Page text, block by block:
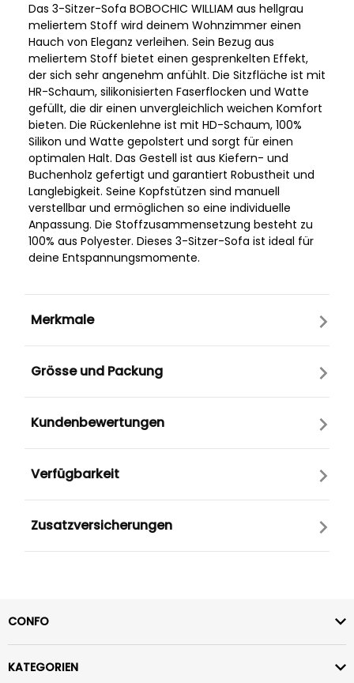
Das 3-Sitzer-Sofa BOBOCHIC WILLIAM aus hellgrau
meliertem Stoff wird deinem Wohnzimmer einen
Hauch von Eleganz verleihen. Sein Bezug aus
meliertem Stoff bietet einen gesprenkelten Effekt,
der sich sehr angenehm anfühlt. Die Sitzfläche ist mit
HR-Schaum, silikonisierten Faserflocken und Watte
gefüllt, die dir einen unvergleichlich weichen Komfort
bieten. Die Rückenlehne ist mit HD-Schaum, 100%
Silikon und Watte gepolstert und sorgt für einen
optimalen Halt. Das Gestell ist aus Kiefern- und
Buchenholz gefertigt und garantiert Robustheit und
Langlebigkeit. Seine Kopfstützen sind manuell
verstellbar und ermöglichen so eine individuelle
Anpassung. Die Stoffzusammensetzung besteht zu
100% aus Polyester. Dieses 3-Sitzer-Sofa ist ideal für
deine Entspannungsmomente.
Merkmale
Grösse und Packung
Kundenbewertungen
Verfügbarkeit
Zusatzversicherungen
CONFO
KATEGORIEN